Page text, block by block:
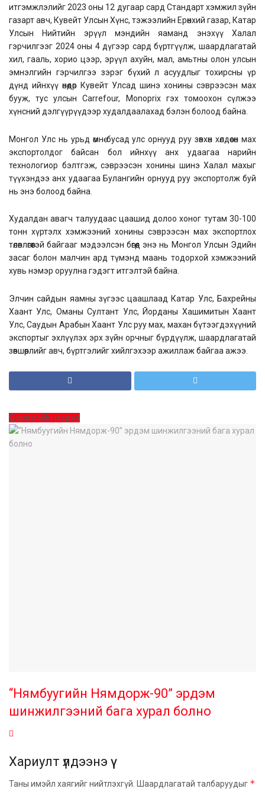
итгэмжлэлийг 2023 оны 12 дугаар сард Стандарт хэмжил зүйн
газарт авч, Кувейт Улсын Хүнс, тэжээлийн Ерөнхий газар, Катар
Улсын Нийтийн эрүүл мэндийн яаманд энэхүү Халал
гэрчилгээг 2024 оны 4 дүгээр сард бүртгүүлж, шаардлагатай
хил, гааль, хорио цээр, эрүүл ахуйн, мал, амьтны олон улсын
эмнэлгийн гэрчилгээ зэрэг бүхий л асуудлыг тохирсны үр
дүнд ийнхүү өнөөдөр Кувейт Улсад шинэ хонины сэврээсэн мах
бууж, тус улсын Carrefour, Monoprix гэх томоохон сүлжээ
хүнсний дэлгүүрүүдээр худалдаалахад бэлэн болоод байна.
Монгол Улс нь урьд өмнө бусад улс орнууд руу зөвхөн хөлдөөсөн мах
экспортолдог байсан бол ийнхүү анх удаагаа нарийн
технологиор бэлтгэж, сэврээсэн хонины шинэ Халал махыг
түүхэндээ анх удаагаа Булангийн орнууд руу экспортолж буй
нь энэ болоод байна.
Худалдан авагч талуудаас цаашид долоо хоног тутам 30-100
тонн хүртэлх хэмжээний хонины сэврээсэн мах экспортлох
төлөвлөгөөтэй байгааг мэдээлсэн бөгөөд энэ нь Монгол Улсын Эдийн
засаг болон малчин ард түмэнд маань тодорхой хэмжээний
хувь нэмэр оруулна гэдэгт итгэлтэй байна.
Элчин сайдын яамны зүгээс цаашлаад Катар Улс, Бахрейны
Хаант Улс, Оманы Султант Улс, Йорданы Хашимитын Хаант
Улс, Саудын Арабын Хаант Улс руу мах, махан бүтээгдэхүүний
экспортыг эхлүүлэх эрх зүйн орчныг бүрдүүлж, шаардлагатай
зөвшөөрлийг авч, бүртгэлийг хийлгэхээр ажиллаж байгаа ажээ.
Дараагийн мэдээ
“Нямбуугийн Нямдорж-90” эрдэм
шинжилгээний бага хурал болно
Хариулт үлдээнэ үү
Таны имэйл хаягийг нийтлэхгүй. Шаардлагатай талбаруудыг *